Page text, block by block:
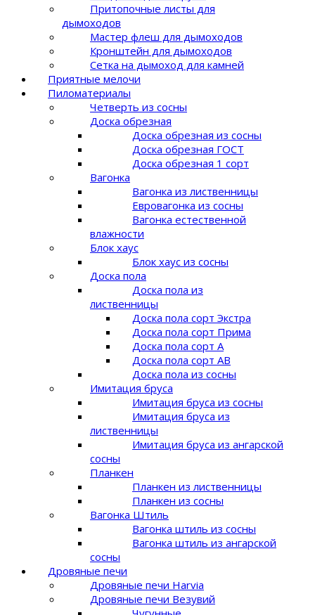
Притопочные листы для
дымоходов
Мастер флеш для дымоходов
Кронштейн для дымоходов
Сетка на дымоход для камней
Приятные мелочи
Пиломатериалы
Четверть из сосны
Доска обрезная
Доска обрезная из сосны
Доска обрезная ГОСТ
Доска обрезная 1 сорт
Вагонка
Вагонка из лиственницы
Евровагонка из сосны
Вагонка естественной
влажности
Блок хаус
Блок хаус из сосны
Доска пола
Доска пола из
лиственницы
Доска пола сорт Экстра
Доска пола сорт Прима
Доска пола сорт A
Доска пола сорт AB
Доска пола из сосны
Имитация бруса
Имитация бруса из сосны
Имитация бруса из
лиственницы
Имитация бруса из ангарской
сосны
Планкен
Планкен из лиственницы
Планкен из сосны
Вагонка Штиль
Вагонка штиль из сосны
Вагонка штиль из ангарской
сосны
Дровяные печи
Дровяные печи Harvia
Дровяные печи Везувий